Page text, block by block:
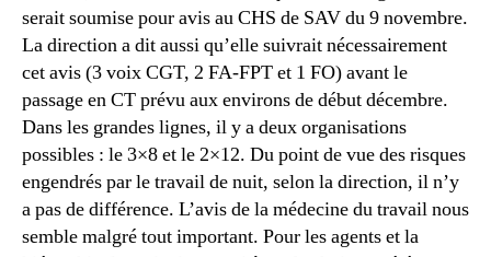
serait soumise pour avis au CHS de SAV du 9 novembre.
La direction a dit aussi qu’elle suivrait nécessairement
cet avis (3 voix CGT, 2 FA-FPT et 1 FO) avant le
passage en CT prévu aux environs de début décembre.
Dans les grandes lignes, il y a deux organisations
possibles : le 3×8 et le 2×12. Du point de vue des risques
engendrés par le travail de nuit, selon la direction, il n’y
a pas de différence. L’avis de la médecine du travail nous
semble malgré tout important. Pour les agents et la